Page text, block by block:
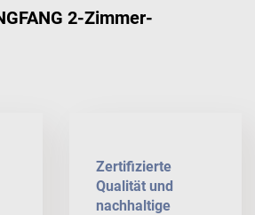
2-Zimmer-
Zertifizierte
Qualität und
nachhaltige